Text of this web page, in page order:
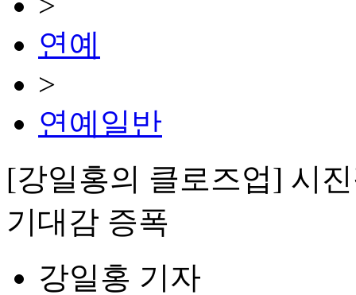
연예
>
연예일반
[강일홍의 클로즈업] 시
기대감 증폭
강일홍 기자